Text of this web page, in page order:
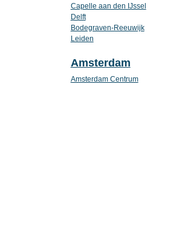
Capelle aan den IJssel
Delft
Bodegraven-Reeuwijk
Leiden
Amsterdam
Amsterdam Centrum